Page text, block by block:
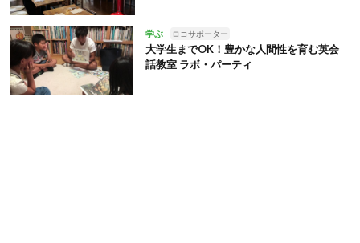
学ぶ ロコサポーター
大学生までOK！豊かな人間性を育む英会
話教室 ラボ・パーティ